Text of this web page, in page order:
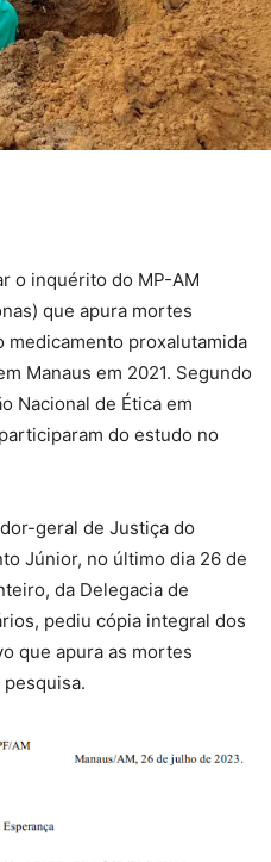
o inquérito do MP-AM
que apura mortes
proxalutamida
Manaus em 2021. Segundo
Nacional de Ética em
do estudo no
geral de Justiça do
Júnior, no último dia 26 de
da Delegacia de
pediu cópia integral dos
que apura as mortes